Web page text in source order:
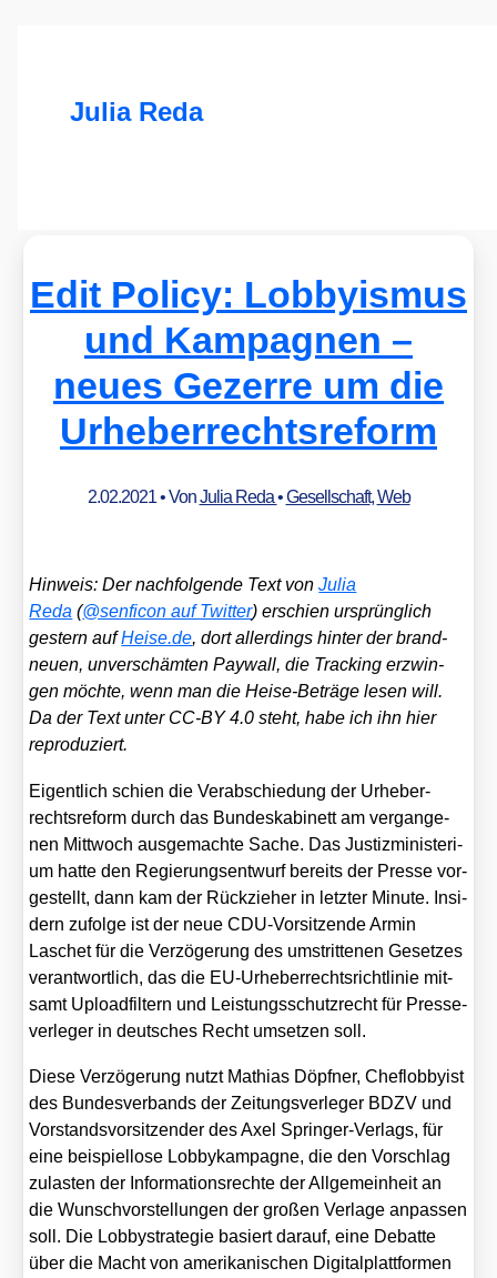
Julia Reda
Edit Policy: Lobbyismus
und Kampagnen –
neues Gezerre um die
Urheberrechtsreform
2.02.2021• VonJulia Reda•Gesellschaft,Web
Hin­weis: Der nach­fol­gen­de Text vonJulia
Reda (@senficon auf Twit­ter) erschien ursprüng­lich
ges­tern aufHei​se​.de, dort aller­dings hin­ter der brand­
neu­en, unver­schäm­ten Pay­wall, die Track­ing erzwin­
gen möch­te, wenn man die Hei­se-Beträ­ge lesen will.
Da der Text unter CC-BY 4.0 steht, habe ich ihn hier
repro­du­ziert.
Eigent­lich schien die Ver­ab­schie­dung der Urhe­ber­
rechts­re­form durch das Bun­des­ka­bi­nett am ver­gan­ge­
nen Mitt­woch aus­ge­mach­te Sache. Das Jus­tiz­mi­nis­te­ri­
um hat­te den Regie­rungs­ent­wurf bereits der Pres­se vor­
ge­stellt, dann kam der Rück­zie­her in letz­ter Minu­te. Insi­
dern zufol­ge ist der neue CDU-Vor­sit­zen­de Armin
Laschet für die Ver­zö­ge­rung des umstrit­te­nen Geset­zes
ver­ant­wort­lich, das die EU-Urhe­ber­rechts­richt­li­nie mit­
samt Upload­fil­tern und Leis­tungs­schutz­recht für Pres­se­
ver­le­ger in deut­sches Recht umset­zen soll.
Die­se Ver­zö­ge­rung nutzt Mathi­as Döpf­ner, Chef­lob­by­ist
des Bun­des­ver­bands der Zei­tungs­ver­le­ger BDZV und
Vor­stands­vor­sit­zen­der des Axel Sprin­ger-Ver­lags, für
eine bei­spiel­lo­se Lob­by­kam­pa­gne, die den Vor­schlag
zulas­ten der Infor­ma­ti­ons­rech­te der All­ge­mein­heit an
die Wunsch­vor­stel­lun­gen der gro­ßen Ver­la­ge anpas­sen
soll. Die Lob­by­stra­te­gie basiert dar­auf, eine Debat­te
über die Macht von ame­ri­ka­ni­schen Digi­tal­platt­for­men